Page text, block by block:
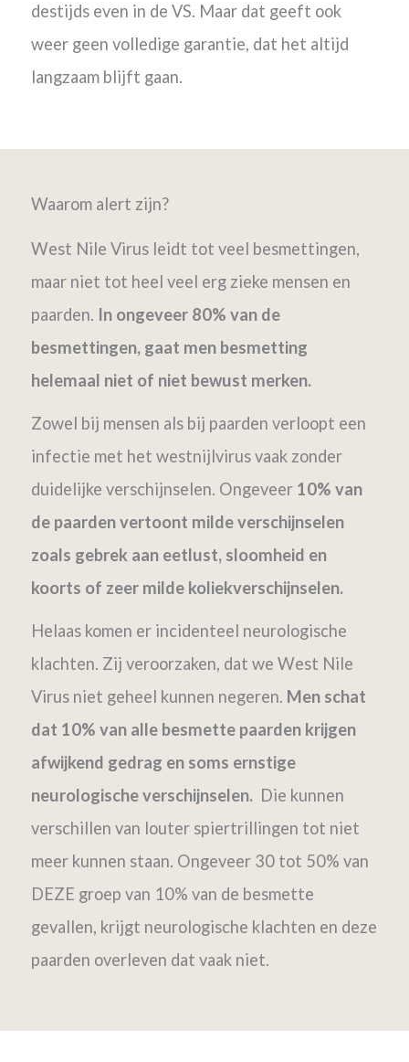
destijds even in de VS. Maar dat geeft ook
weer geen volledige garantie, dat het altijd
langzaam blijft gaan.
Waarom alert zijn?
West Nile Virus leidt tot veel besmettingen,
maar niet tot heel veel erg zieke mensen en
paarden. In ongeveer 80% van de
besmettingen, gaat men besmetting
helemaal niet of niet bewust merken.
Zowel bij mensen als bij paarden verloopt een
infectie met het westnijlvirus vaak zonder
duidelijke verschijnselen. Ongeveer10% van
de paarden vertoont milde verschijnselen
zoals gebrek aan eetlust, sloomheid en
koorts of zeer milde koliekverschijnselen.
Helaas komen er incidenteel neurologische
klachten. Zij veroorzaken, dat we West Nile
Virus niet geheel kunnen negeren. Men schat
dat 10% van alle besmette paarden krijgen
afwijkend gedrag en soms ernstige
neurologische verschijnselen. Die kunnen
verschillen van louter spiertrillingen tot niet
meer kunnen staan. Ongeveer 30 tot 50% van
DEZE groep van 10% van de besmette
gevallen, krijgt neurologische klachten en deze
paarden overleven dat vaak niet.